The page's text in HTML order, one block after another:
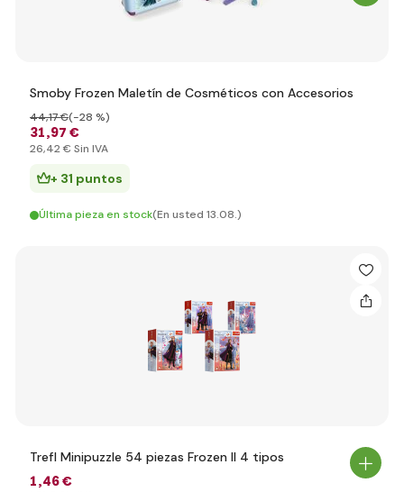
Smoby Frozen Maletín de Cosméticos con Accesorios
31,97 €
44,17 €(-28 %)
26,42 € Sin IVA
+ 31 puntos
Última pieza en stock(En usted 13.08.)
Trefl Minipuzzle 54 piezas Frozen II 4 tipos
1,46 €